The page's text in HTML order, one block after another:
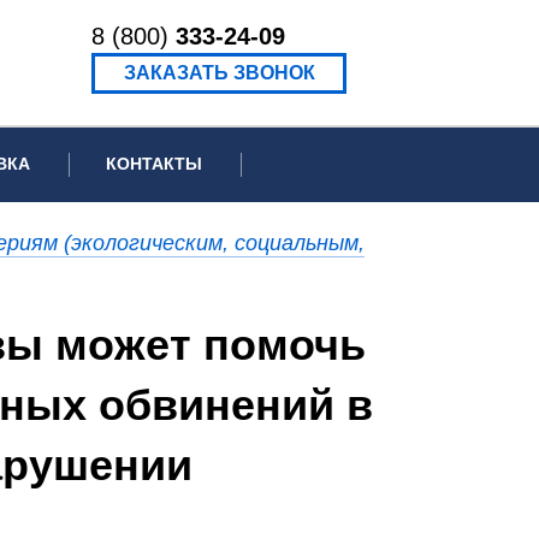
8 (800) 333-24-09
ЗАКАЗАТЬ ЗВОНОК
письмо для суда
КОНТАКТЫ
(экологическим, социальным,
может помочь
обвинений в